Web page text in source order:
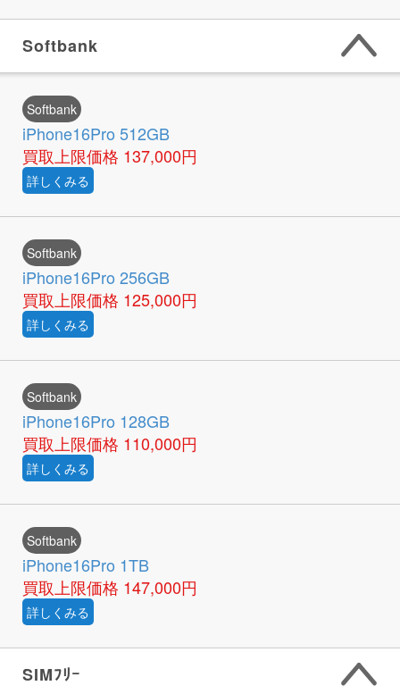
Softbank
Softbank
iPhone16Pro 512GB
買取上限価格 137,000円
詳しくみる
Softbank
iPhone16Pro 256GB
買取上限価格 125,000円
詳しくみる
Softbank
iPhone16Pro 128GB
買取上限価格 110,000円
詳しくみる
Softbank
iPhone16Pro 1TB
買取上限価格 147,000円
詳しくみる
SIMﾌﾘｰ